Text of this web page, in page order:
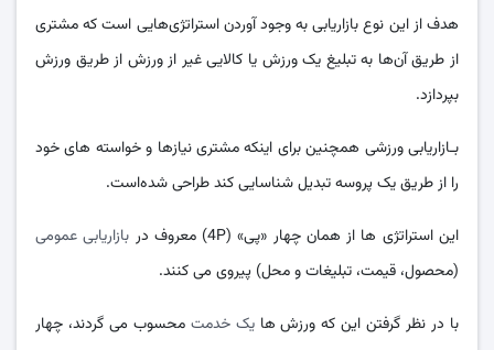
هدف از این نوع بازاریابی به وجود آوردن استراتژی‌هایی است که مشتری
از طریق آن‌ها به تبلیغ یک ورزش یا کالایی غیر از ورزش از طریق ورزش
بپردازد.
بـازاریابی ورزشی همچنین برای اینکه مشتری نیازها و خواسته‌ های خود
را از طریق یک پروسه تبدیل شناسایی کند طراحی شده‌است.
این استراتژی‌ ها از همان چهار «پی» (4P) معروف در
بازاریابی عمومی
(محصول، قیمت، تبلیغات و محل) پیروی می‌ کنند.
با در نظر گرفتن این که ورزش‌ هایک خدمت محسوب می‌ گردند، چهار